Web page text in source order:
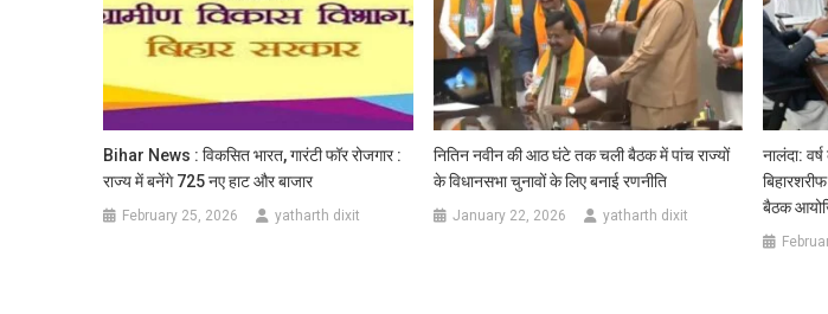
Bihar News : विकसित भारत, गारंटी फॉर रोजगार :
राज्य में बनेंगे 725 नए हाट और बाजार
February 25, 2026 yatharth dixit
नितिन नवीन की आठ घंटे तक चली बैठक में पांच राज्यों
के विधानसभा चुनावों के लिए बनाई रणनीति
January 22, 2026 yatharth dixit
नालंदा:
बैठक